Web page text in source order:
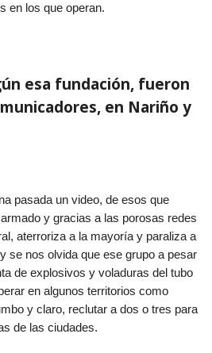
en los que operan.
esa fundación, fueron
en Nariño y
pasada un video, de esos que
y gracias a las porosas redes
aterroriza a la mayoría y paraliza a
se nos olvida que ese grupo a pesar
de explosivos y voladuras del tubo
en algunos territorios como
y claro, reclutar a dos o tres para
de las ciudades.